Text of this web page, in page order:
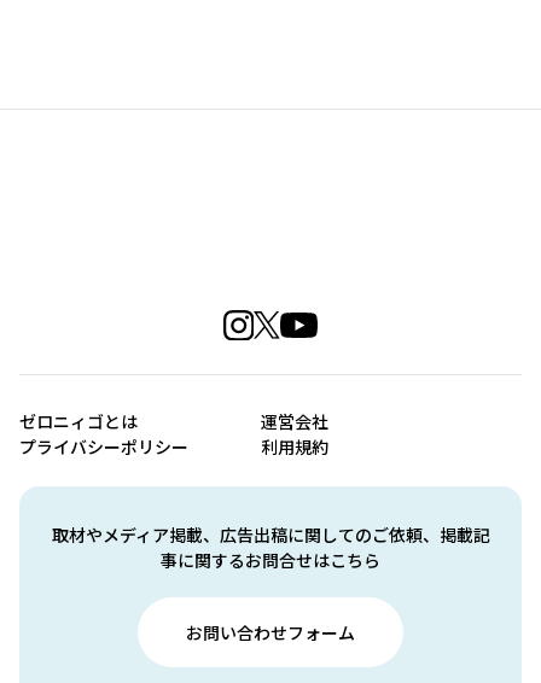
取材やメディア掲載、広告出稿に関してのご依頼、掲載記
事に関するお問合せはこちら
お問い合わせフォーム
ゼロニィゴとは
運営会社
プライバシーポリシー
利用規約